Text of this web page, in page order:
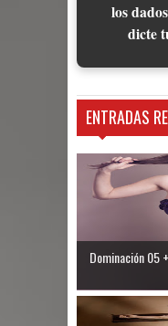
los
dicte
ENTRADAS
Dominación 05